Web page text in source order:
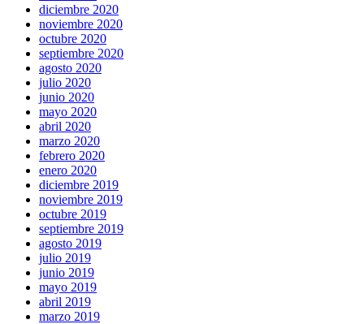
diciembre 2020
noviembre 2020
octubre 2020
septiembre 2020
agosto 2020
julio 2020
junio 2020
mayo 2020
abril 2020
marzo 2020
febrero 2020
enero 2020
diciembre 2019
noviembre 2019
octubre 2019
septiembre 2019
agosto 2019
julio 2019
junio 2019
mayo 2019
abril 2019
marzo 2019